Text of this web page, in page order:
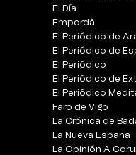
El Día
Empordà
El Periódico de
El Periódico de
El Periódico
El Periódico de
El Periódico
Faro de Vigo
La Crónica de
La Nueva España
La Opinión A